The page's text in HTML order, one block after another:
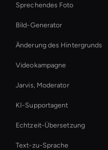
Sprechendes Foto
Bild-Generator
Änderung des Hintergrunds
Videokampagne
Jarvis, Moderator
KI-Supportagent
Echtzeit-Übersetzung
Text-zu-Sprache